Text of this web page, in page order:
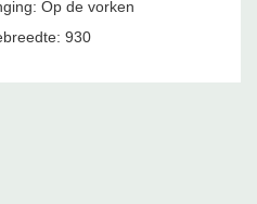
Op de vorken
930